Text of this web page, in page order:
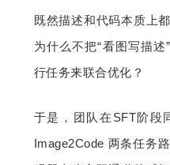
既然描述和代码本质上
为什么不把“看图写描述
行任务来联合优化？
于是，团队在SFT阶段
Image2Code 两条任务